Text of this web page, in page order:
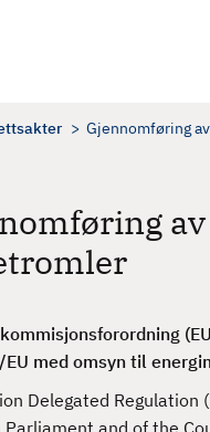
Gjennomføring
med omsyn til
Delegated
Parliament and of the